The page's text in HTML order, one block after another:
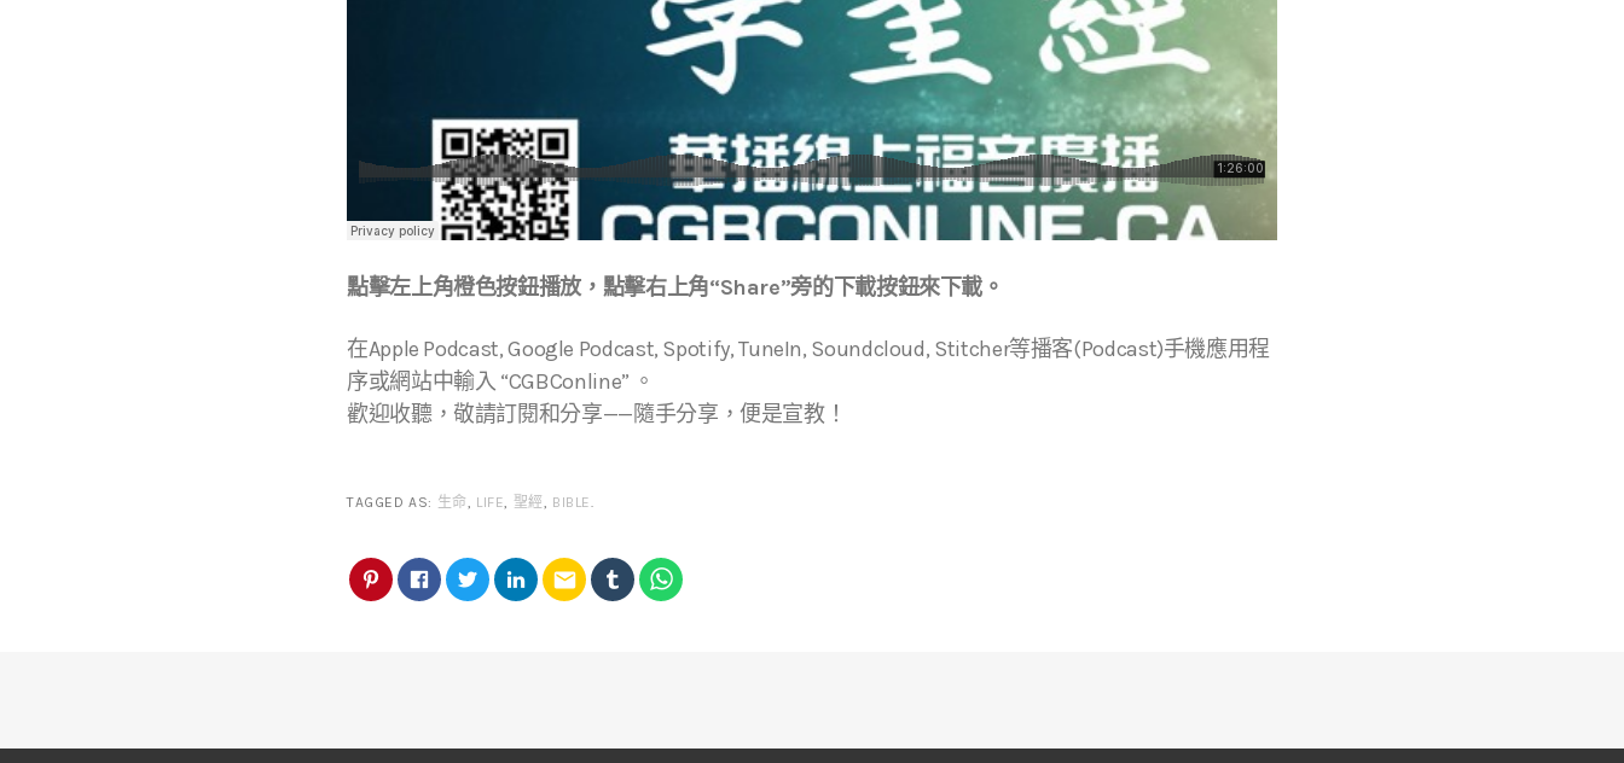
點擊左上角橙色按鈕播放，點擊右上角“Share”旁的下載按鈕來下載。
在Apple Podcast, Google Podcast, Spotify, TuneIn, Soundcloud, Stitcher等播客(Podcast)手機應用程
序或網站中輸入 “CGBConline” 。
歡迎收聽，敬請訂閱和分享——隨手分享，便是宣教！
TAGGED AS: 生命 LIFE 聖經 BIBLE
email